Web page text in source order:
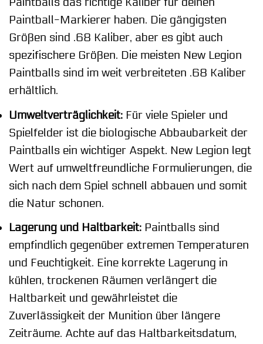
Paintball-Markierer haben. Die gängigsten
Größen sind .68 Kaliber, aber es gibt auch
spezifischere Größen. Die meisten New Legion
Paintballs sind im weit verbreiteten .68 Kaliber
erhältlich.
Umweltverträglichkeit: Für viele Spieler und
Spielfelder ist die biologische Abbaubarkeit der
Paintballs ein wichtiger Aspekt. New Legion legt
Wert auf umweltfreundliche Formulierungen, die
sich nach dem Spiel schnell abbauen und somit
die Natur schonen.
Lagerung und Haltbarkeit: Paintballs sind
empfindlich gegenüber extremen Temperaturen
und Feuchtigkeit. Eine korrekte Lagerung in
kühlen, trockenen Räumen verlängert die
Haltbarkeit und gewährleistet die
Zuverlässigkeit der Munition über längere
Zeiträume. Achte auf das Haltbarkeitsdatum,